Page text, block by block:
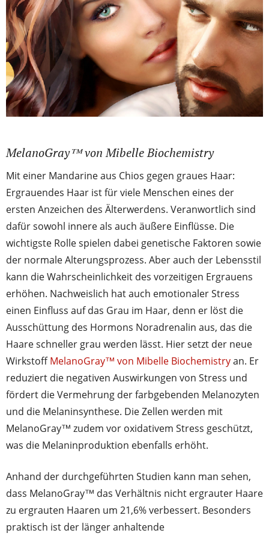
MelanoGray™ von Mibelle Biochemistry
Mit einer Mandarine aus Chios gegen graues Haar:
Ergrauendes Haar ist für viele Menschen eines der
ersten Anzeichen des Älterwerdens. Veranwortlich sind
dafür sowohl innere als auch äußere Einflüsse. Die
wichtigste Rolle spielen dabei genetische Faktoren sowie
der normale Alterungsprozess. Aber auch der Lebensstil
kann die Wahrscheinlichkeit des vorzeitigen Ergrauens
erhöhen. Nachweislich hat auch emotionaler Stress
einen Einfluss auf das Grau im Haar, denn er löst die
Ausschüttung des Hormons Noradrenalin aus, das die
Haare schneller grau werden lässt. Hier setzt der neue
WirkstoffMelanoGray™ von Mibelle Biochemistryan. Er
reduziert die negativen Auswirkungen von Stress und
fördert die Vermehrung der farbgebenden Melanozyten
und die Melaninsynthese. Die Zellen werden mit
MelanoGray™ zudem vor oxidativem Stress geschützt,
was die Melaninproduktion ebenfalls erhöht.
Anhand der durchgeführten Studien kann man sehen,
dass MelanoGray™ das Verhältnis nicht ergrauter Haare
zu ergrauten Haaren um 21,6% verbessert. Besonders
praktisch ist der länger anhaltende